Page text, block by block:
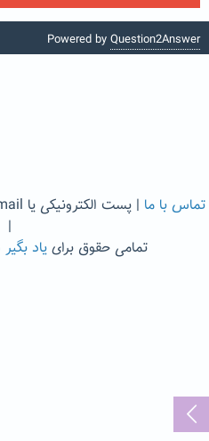
Powered by Question2Answer
تماس با ما | پست الکترونیکی یا email ما :
|
تمامی حقوق براییاد